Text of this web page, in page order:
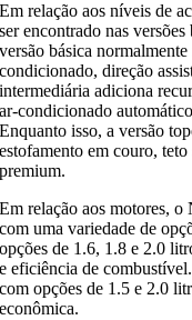
Em relação aos níveis de
ser encontrado nas
versão básica
condicionado, direção
intermediária adiciona
ar-condicionado
Enquanto isso, a versão
estofamento em couro,
premium.
Em relação aos motores, o
com uma variedade de
opções de 1.6, 1.8 e 2.0
e eficiência de
com opções de 1.5 e 2.0
econômica.